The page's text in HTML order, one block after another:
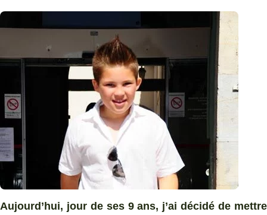
Aujourd’hui, jour de ses 9 ans, j’ai décidé de mettre